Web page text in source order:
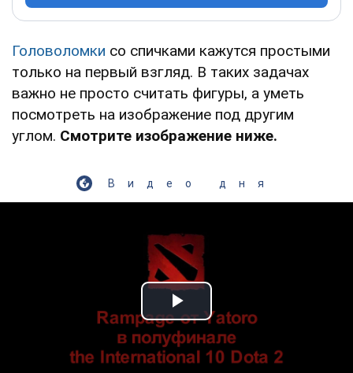
Головоломки со спичками кажутся простыми
только на первый взгляд. В таких задачах
важно не просто считать фигуры, а уметь
посмотреть на изображение под другим
углом. Смотрите изображение ниже.
Видео дня
Play Video